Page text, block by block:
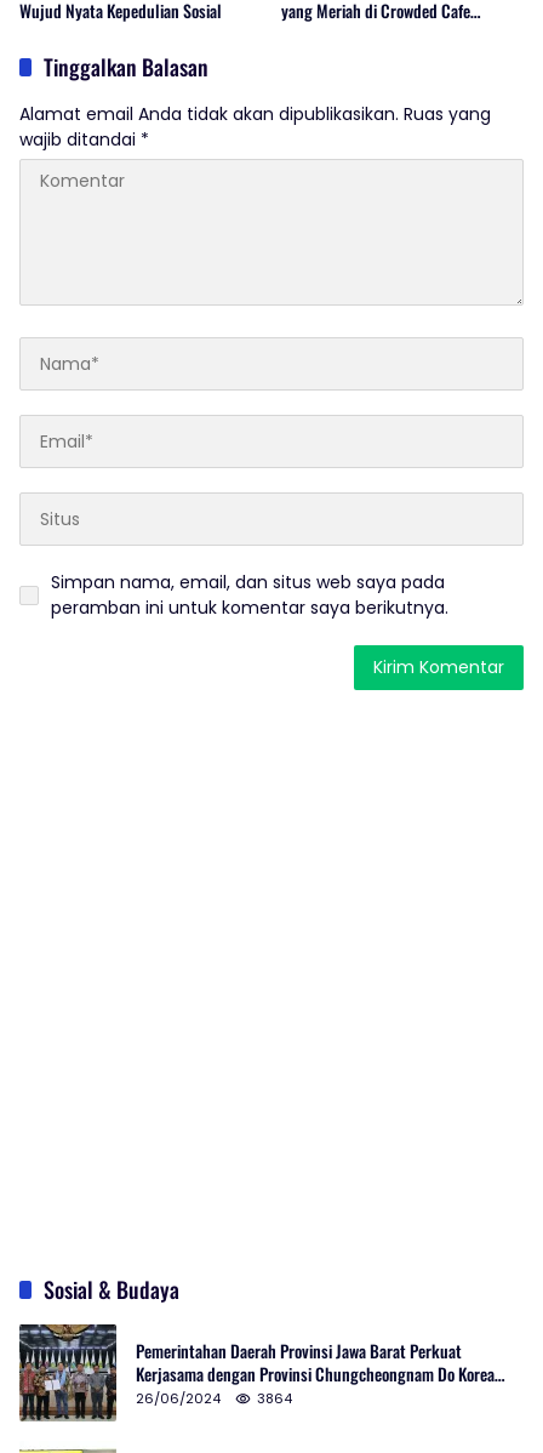
Wujud Nyata Kepedulian Sosial
yang Meriah di Crowded Cafe
Tinggalkan Balasan
Alamat email Anda tidak akan dipublikasikan. Ruas yang
wajib ditandai *
Simpan nama, email, dan situs web saya pada
peramban ini untuk komentar saya berikutnya.
Sosial & Budaya
Pemerintahan Daerah Provinsi Jawa Barat Perkuat
Kerjasama dengan Provinsi Chungcheongnam Do Korea
Selatan
26/06/2024 3864